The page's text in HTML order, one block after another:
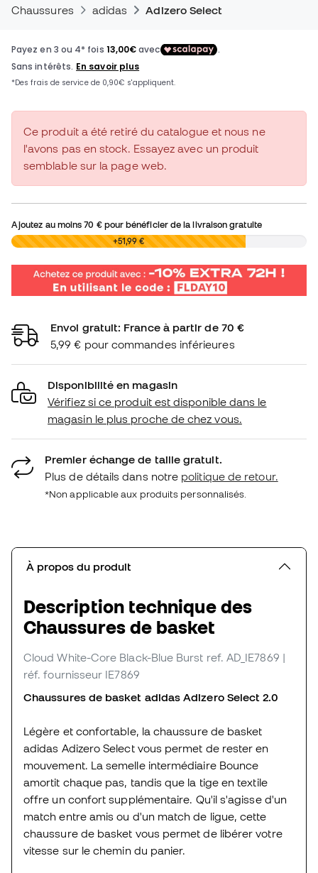
Chaussures adidas Adizero Select
Ce produit a été retiré du catalogue et nous ne
l'avons pas en stock. Essayez avec un produit
semblable sur la page web.
Ajoutez au moins70 €pour bénéficier de la livraison gratuite
0,00 € +51,99 €
Envoi gratuit: France à partir de 70 €
5,99 € pour commandes inférieures
Disponibilité en magasin
Vérifiez si ce produit est disponible dans le
magasin le plus proche de chez vous.
Premier échange de taille gratuit.
Plus de détails dans notre politique de retour.
*Non applicable aux produits personnalisés.
À propos du produit
Description technique des
Chaussures de basket
Cloud White-Core Black-Blue Burst ref. AD_IE7869 |
réf. fournisseur IE7869
Chaussures de basket adidas Adizero Select 2.0
Légère et confortable, la chaussure de basket
adidas Adizero Select vous permet de rester en
mouvement. La semelle intermédiaire Bounce
amortit chaque pas, tandis que la tige en textile
offre un confort supplémentaire. Qu'il s'agisse d'un
match entre amis ou d'un match de ligue, cette
chaussure de basket vous permet de libérer votre
vitesse sur le chemin du panier.